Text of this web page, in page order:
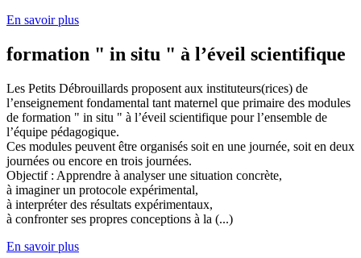
En savoir plus
formation " in situ " à l’éveil scientifique
Les Petits Débrouillards proposent aux instituteurs(rices) de
l’enseignement fondamental tant maternel que primaire des modules
de formation " in situ " à l’éveil scientifique pour l’ensemble de
l’équipe pédagogique.
Ces modules peuvent être organisés soit en une journée, soit en deux
journées ou encore en trois journées.
Objectif : Apprendre à analyser une situation concrète,
à imaginer un protocole expérimental,
à interpréter des résultats expérimentaux,
à confronter ses propres conceptions à la (...)
En savoir plus